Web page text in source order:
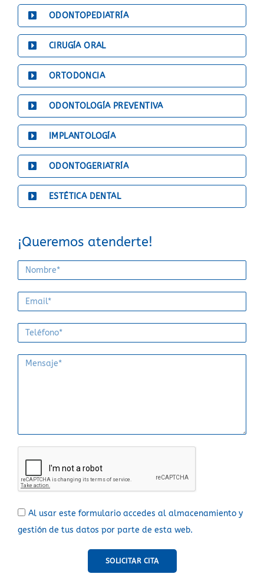
ODONTOPEDIATRÍA
CIRUGÍA ORAL
ORTODONCIA
ODONTOLOGÍA PREVENTIVA
IMPLANTOLOGÍA
ODONTOGERIATRÍA
ESTÉTICA DENTAL
¡Queremos atenderte!
Al usar este formulario accedes al almacenamiento y
gestión de tus datos por parte de esta web.
SOLICITAR CITA